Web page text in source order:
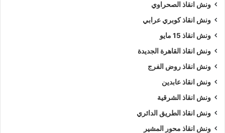
ونش انقاذ الصحراوي
ونش انقاذ كوبري عرابي
ونش انقاذ 15 مايو
ونش انقاذ القاهرة الجديدة
ونش انقاذ روض الفرج
ونش انقاذ عابدين
ونش انقاذ الشرقية
ونش انقاذ الطريق الدائري
ونش انقاذ محور المشير